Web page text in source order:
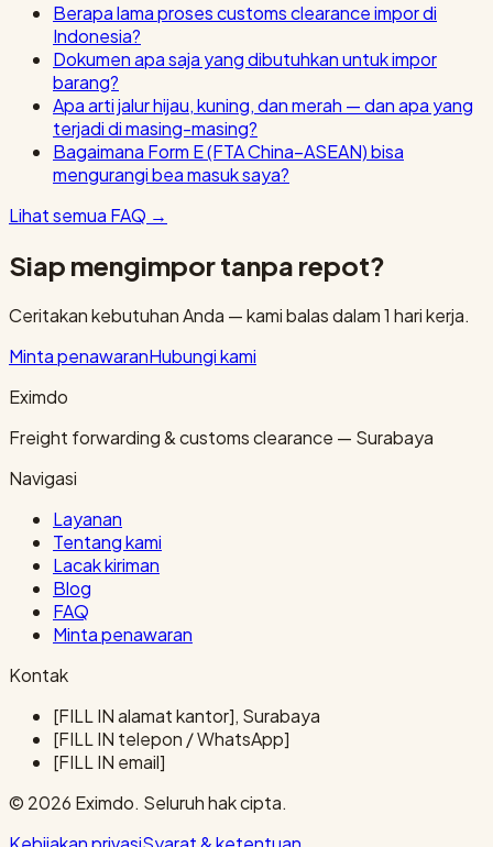
Berapa lama proses customs clearance impor di
Indonesia?
Dokumen apa saja yang dibutuhkan untuk impor
barang?
Apa arti jalur hijau, kuning, dan merah — dan apa yang
terjadi di masing-masing?
Bagaimana Form E (FTA China–ASEAN) bisa
mengurangi bea masuk saya?
Lihat semua FAQ →
Siap mengimpor tanpa repot?
Ceritakan kebutuhan Anda — kami balas dalam 1 hari kerja.
Minta penawaranHubungi kami
Eximdo
Freight forwarding & customs clearance — Surabaya
Navigasi
Layanan
Tentang kami
Lacak kiriman
Blog
FAQ
Minta penawaran
Kontak
[FILL IN alamat kantor], Surabaya
[FILL IN telepon / WhatsApp]
[FILL IN email]
© 2026 Eximdo. Seluruh hak cipta.